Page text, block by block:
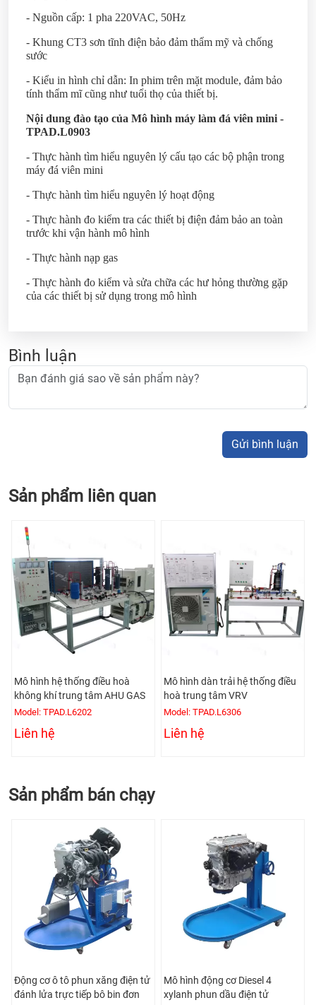
- Nguồn cấp: 1 pha 220VAC, 50Hz
- Khung CT3 sơn tĩnh điện bảo đảm thẩm mỹ và chống
sước
- Kiểu in hình chỉ dẫn: In phim trên mặt module, đảm bảo
tính thẩm mĩ cũng như tuổi thọ của thiết bị.
Nội dung đào tạo của Mô hình máy làm đá viên mini -
TPAD.L0903
- Thực hành tìm hiểu nguyên lý cấu tạo các bộ phận trong
máy đá viên mini
- Thực hành tìm hiểu nguyên lý hoạt động
- Thực hành đo kiểm tra các thiết bị điện đảm bảo an toàn
trước khi vận hành mô hình
- Thực hành nạp gas
- Thực hành đo kiểm và sửa chữa các hư hỏng thường gặp
của các thiết bị sử dụng trong mô hình
Bình luận
Gửi bình luận
Sản phẩm liên quan
Mô hình hệ thống điều hoà
không khí trung tâm AHU GAS
Model: TPAD.L6202
Liên hệ
Mô hình dàn trải hệ thống điều
hoà trung tâm VRV
Model: TPAD.L6306
Liên hệ
Sản phẩm bán chạy
Động cơ ô tô phun xăng điện tử
đánh lửa trực tiếp bô bin đơn
Mô hình động cơ Diesel 4
xylanh phun dầu điện tử